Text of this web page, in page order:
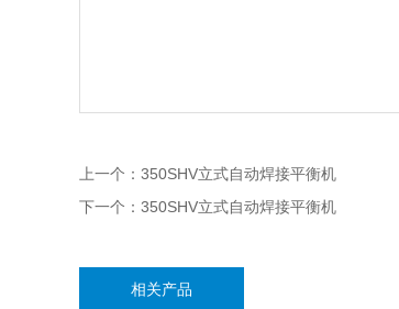
上一个： 350SHV立式自动焊接平衡机
下一个： 350SHV立式自动焊接平衡机
相关产品